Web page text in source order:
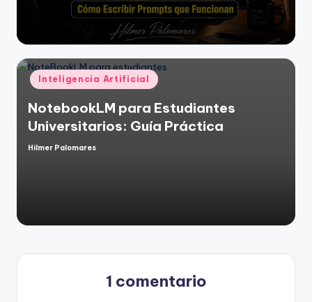
Publicado
en
Inteligencia Artificial
NotebookLM para Estudiantes
Universitarios: Guía Práctica
Publicado
Hilmer Palomares
1 comentario